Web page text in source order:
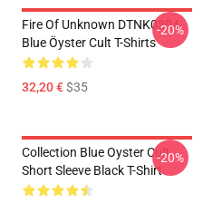
Fire Of Unknown DTNK0304
Blue Öyster Cult T-Shirts
32,20 €$35
-20%
Collection Blue Oyster Cult
Short Sleeve Black T-Shirt
-20%